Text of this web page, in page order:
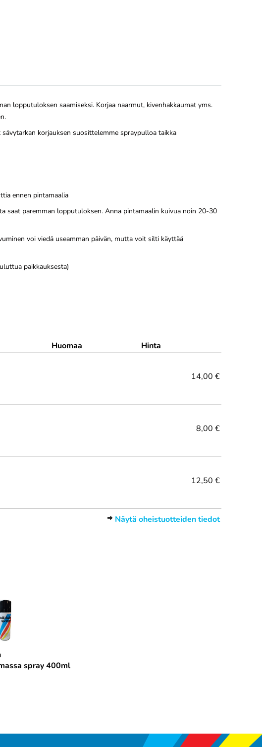
lopputuloksen saamiseksi. Korjaa naarmut, kivenhakkaumat yms.
korjauksen suosittelemme spraypulloa taikka
ennen pintamaalia
saat paremman lopputuloksen. Anna pintamaalin kuivua noin 20-30
voi viedä useamman päivän, mutta voit silti käyttää
paikkauksesta)
Huomaa Hinta
14,00 €
8,00 €
12,50 €
Näytä oheistuotteiden tiedot
spray 400ml